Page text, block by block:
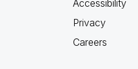
Accessibility
Privacy
Careers